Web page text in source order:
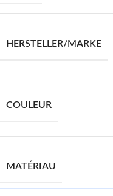
HERSTELLER/MARKE
COULEUR
MATÉRIAU